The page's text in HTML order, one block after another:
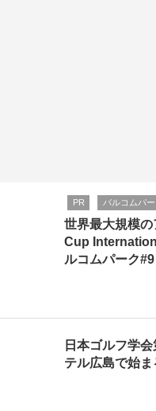
PR バルコムパー
世界最大規模
Cup
ルコムパーク#9
日本ゴルフ学
テル広島で始ま